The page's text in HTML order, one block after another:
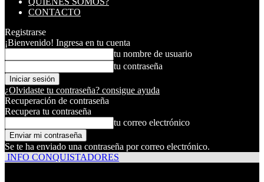
CONTACTO
Registrarse
¡Bienvenido! Ingresa en tu cuenta
tu nombre de usuario
tu contraseña
¿Olvidaste tu contraseña? consigue ayuda
Recuperación de contraseña
Recupera tu contraseña
tu correo electrónico
Se te ha enviado una contraseña por correo electrónico.
INFO CONQUISTADORES